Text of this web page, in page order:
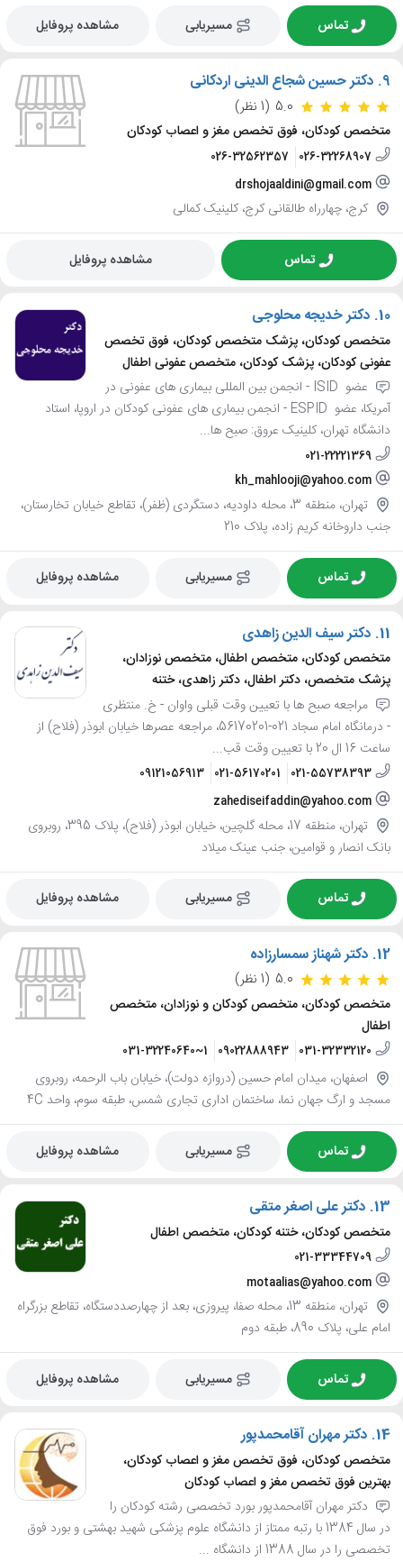
تماس مسیریابی مشاهده پروفایل
9. دکتر حسین شجاع الدینی اردکانی
5.0 (1 نظر)
متخصص کودکان، فوق تخصص مغز و اعصاب کودکان
026-32268907
026-32562357
drshojaaldini@gmail.com
کرج، چهارراه طالقانی کرج، کلینیک کمالی
تماس مشاهده پروفایل
10. دکتر خدیجه محلوجی
متخصص کودکان، پزشک متخصص کودکان، فوق تخصص
عفونی کودکان، پزشک کودکان، متخصص عفونی اطفال
عضو ISID - انجمن بین المللی بیماری های عفونی در
آمریکا، عضو ESPID - انجمن بیماری های عفونی کودکان در اروپا، استاد
دانشگاه تهران، کلینیک عروق: صبح ها...
021-22221369
kh_mahlooji@yahoo.com
تهران، منطقه 3، محله داودیه، دستگردی (ظفر)، تقاطع خیابان تخارستان،
جنب داروخانه کریم زاده، پلاک 210
تماس مسیریابی مشاهده پروفایل
11. دکتر سیف الدین زاهدی
متخصص کودکان، متخصص اطفال، متخصص نوزادان،
پزشک متخصص، دکتر اطفال، دکتر زاهدی، ختنه
مراجعه صبح ها با تعیین وقت قبلی واوان - خ. منتظری
- درمانگاه امام سجاد 021-56170201، مراجعه عصرها خیابان ابوذر (فلاح) از
ساعت 16 ال 20 با تعیین وقت قب...
021-55738393
021-56170201
09121056913
zahediseifaddin@yahoo.com
تهران، منطقه 17، محله گلچین، خیابان ابوذر (فلاح)، پلاک 395، روبروی
بانک انصار و قوامین، جنب عینک میلاد
تماس مسیریابی مشاهده پروفایل
12. دکتر شهناز سمسارزاده
5.0 (1 نظر)
متخصص کودکان، متخصص کودکان و نوزادان، متخصص
اطفال
031-32332120
09022888943
031-32240640~1
اصفهان، میدان امام حسین (دروازه دولت)، خیابان باب الرحمه، روبروی
مسجد و ارگ جهان نما، ساختمان اداری تجاری شمس، طبقه سوم، واحد 4C
تماس مسیریابی مشاهده پروفایل
13. دکتر علی اصغر متقی
متخصص کودکان، ختنه کودکان، متخصص اطفال
021-33344709
motaalias@yahoo.com
تهران، منطقه 13، محله صفا، پیروزی، بعد از چهارصددستگاه، تقاطع بزرگراه
امام علی، پلاک 890، طبقه دوم
تماس مسیریابی مشاهده پروفایل
14. دکتر مهران آقامحمدپور
متخصص کودکان، فوق تخصص مغز و اعصاب کودکان،
بهترین فوق تخصص مغز و اعصاب کودکان
دکتر مهران آقامحمدپور بورد تخصصی رشته کودکان را
در سال 1384 با رتبه ممتاز از دانشگاه علوم پزشکی شهید بهشتی و بورد فوق
تخصصی را در سال 1388 از دانشگاه ...